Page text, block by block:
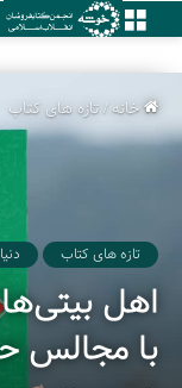
منو
خانه/تازه های کتاب
تازه های کتاب
اهل
با مجالس